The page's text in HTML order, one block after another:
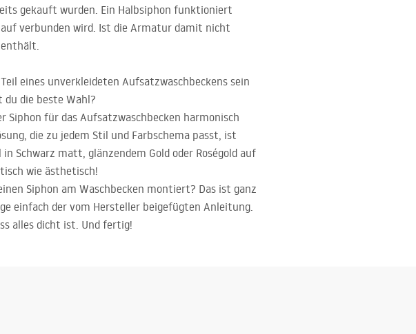
gekauft wurden. Ein Halbsiphon funktioniert
verbunden wird. Ist die Armatur damit nicht
eines unverkleideten Aufsatzwaschbeckens sein
die beste Wahl?
Siphon für das Aufsatzwaschbecken harmonisch
die zu jedem Stil und Farbschema passt, ist
Schwarz matt, glänzendem Gold oder Roségold auf
wie ästhetisch!
Siphon am Waschbecken montiert? Das ist ganz
einfach der vom Hersteller beigefügten Anleitung.
alles dicht ist. Und fertig!